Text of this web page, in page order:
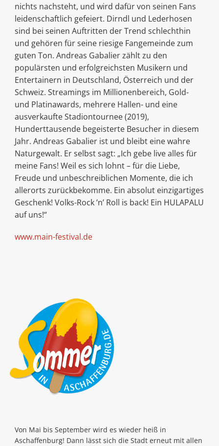
nichts nachsteht, und wird dafür von seinen Fans
leidenschaftlich gefeiert. Dirndl und Lederhosen
sind bei seinen Auftritten der Trend schlechthin
und gehören für seine riesige Fangemeinde zum
guten Ton. Andreas Gabalier zählt zu den
populärsten und erfolgreichsten Musikern und
Entertainern in Deutschland, Österreich und der
Schweiz. Streamings im Millionenbereich, Gold-
und Platinawards, mehrere Hallen- und eine
ausverkaufte Stadiontournee (2019),
Hunderttausende begeisterte Besucher in diesem
Jahr. Andreas Gabalier ist und bleibt eine wahre
Naturgewalt. Er selbst sagt: „Ich gebe live alles für
meine Fans! Weil es sich lohnt – für die Liebe,
Freude und unbeschreiblichen Momente, die ich
allerorts zurückbekomme. Ein absolut einzigartiges
Geschenk! Volks-Rock ’n’ Roll is back! Ein HULAPALU
auf uns!“
www.main-festival.de
Von Mai bis September wird es wieder heiß in
Aschaffenburg! Dann lässt sich die Stadt erneut mit allen